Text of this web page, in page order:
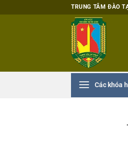
qua
TRUNG TÂM ĐÀO
Các khóa